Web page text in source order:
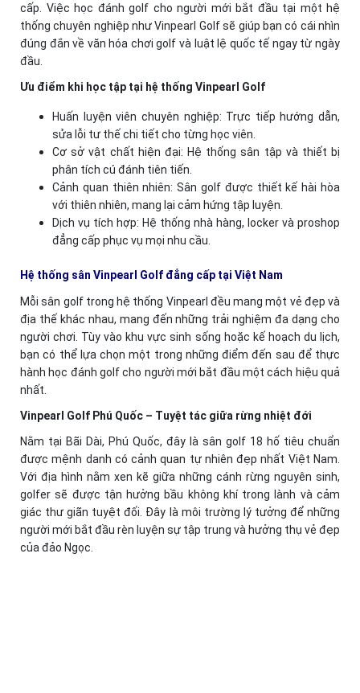
cấp. Việc học đánh golf cho người mới bắt đầu tại một hệ
thống chuyên nghiệp như Vinpearl Golf sẽ giúp bạn có cái nhìn
đúng đắn về văn hóa chơi golf và luật lệ quốc tế ngay từ ngày
đầu.
Ưu điểm khi học tập tại hệ thống Vinpearl Golf
Huấn luyện viên chuyên nghiệp: Trực tiếp hướng dẫn,
sửa lỗi tư thế chi tiết cho từng học viên.
Cơ sở vật chất hiện đại: Hệ thống sân tập và thiết bị
phân tích cú đánh tiên tiến.
Cảnh quan thiên nhiên: Sân golf được thiết kế hài hòa
với thiên nhiên, mang lại cảm hứng tập luyện.
Dịch vụ tích hợp: Hệ thống nhà hàng, locker và proshop
đẳng cấp phục vụ mọi nhu cầu.
Hệ thống sân Vinpearl Golf đẳng cấp tại Việt Nam
Mỗi sân golf trong hệ thống Vinpearl đều mang một vẻ đẹp và
địa thế khác nhau, mang đến những trải nghiệm đa dạng cho
người chơi. Tùy vào khu vực sinh sống hoặc kế hoạch du lịch,
bạn có thể lựa chọn một trong những điểm đến sau để thực
hành học đánh golf cho người mới bắt đầu một cách hiệu quả
nhất.
Vinpearl Golf Phú Quốc – Tuyệt tác giữa rừng nhiệt đới
Nằm tại Bãi Dài, Phú Quốc, đây là sân golf 18 hố tiêu chuẩn
được mệnh danh có cảnh quan tự nhiên đẹp nhất Việt Nam.
Với địa hình nằm xen kẽ giữa những cánh rừng nguyên sinh,
golfer sẽ được tận hưởng bầu không khí trong lành và cảm
giác thư giãn tuyệt đối. Đây là môi trường lý tưởng để những
người mới bắt đầu rèn luyện sự tập trung và hưởng thụ vẻ đẹp
của đảo Ngọc.